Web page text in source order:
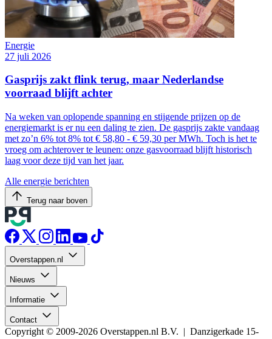
Energie
27 juli 2026
Gasprijs zakt flink terug, maar Nederlandse
voorraad blijft achter
Na weken van oplopende spanning en stijgende prijzen op de
energiemarkt is er nu een daling te zien. De gasprijs zakte vandaag
met zo’n 6% tot 8% tot € 58,80 - € 59,30 per MWh. Toch is het te
vroeg om achterover te leunen: onze gasvoorraad blijft historisch
laag voor deze tijd van het jaar.
Alle energie berichten
Terug naar boven
Overstappen.nl
Nieuws
Informatie
Contact
Copyright © 2009-2026 Overstappen.nl B.V. | Danzigerkade 15-